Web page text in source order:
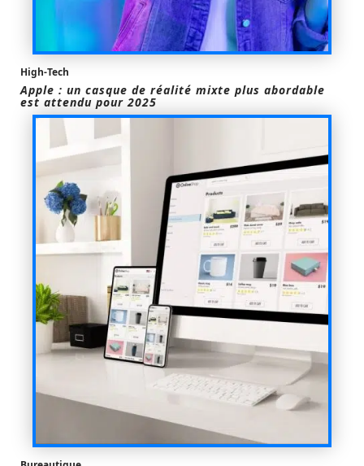
High-Tech
Apple : un casque de réalité mixte plus abordable
est attendu pour 2025